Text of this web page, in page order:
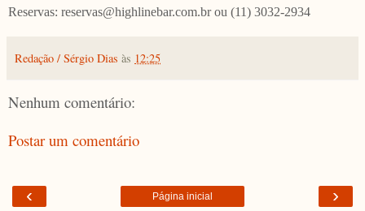
Reservas: reservas@highlinebar.com.br ou (11) 3032-2934
Redação / Sérgio Dias às 12:25
Nenhum comentário:
Postar um comentário
‹ ›
Página inicial